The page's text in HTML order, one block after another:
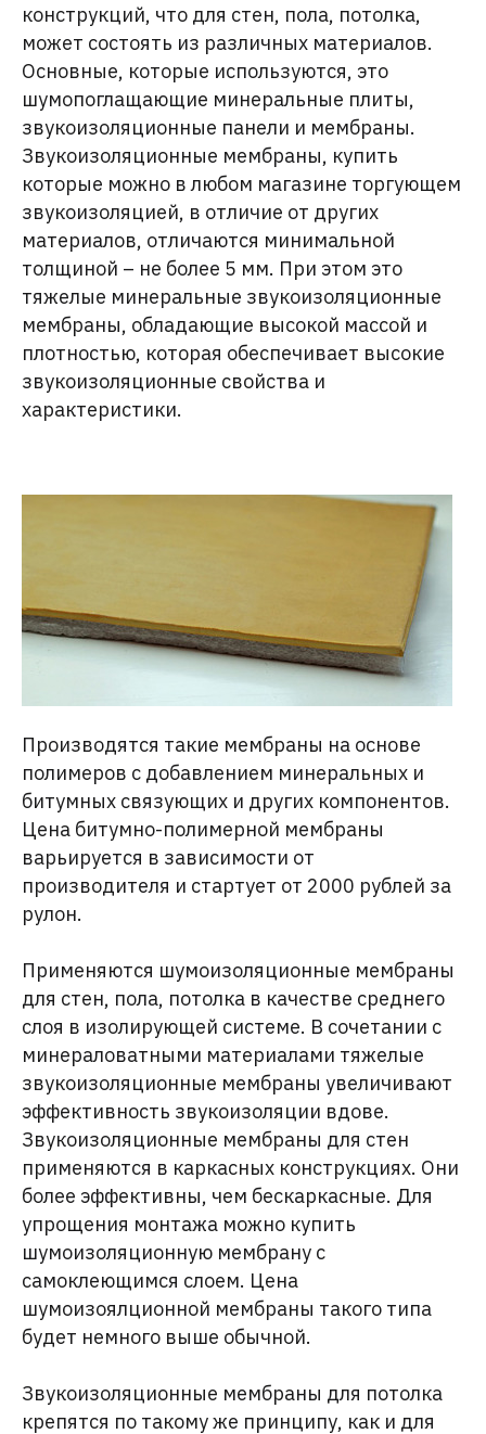
конструкций, что для стен, пола, потолка,
может состоять из различных материалов.
Основные, которые используются, это
шумопоглащающие минеральные плиты,
звукоизоляционные панели и мембраны.
Звукоизоляционные мембраны, купить
которые можно в любом магазине торгующем
звукоизоляцией, в отличие от других
материалов, отличаются минимальной
толщиной – не более 5 мм. При этом это
тяжелые минеральные звукоизоляционные
мембраны, обладающие высокой массой и
плотностью, которая обеспечивает высокие
звукоизоляционные свойства и
характеристики.
Производятся такие мембраны на основе
полимеров с добавлением минеральных и
битумных связующих и других компонентов.
Цена битумно-полимерной мембраны
варьируется в зависимости от
производителя и стартует от 2000 рублей за
рулон.
Применяются шумоизоляционные мембраны
для стен, пола, потолка в качестве среднего
слоя в изолирующей системе. В сочетании с
минераловатными материалами тяжелые
звукоизоляционные мембраны увеличивают
эффективность звукоизоляции вдове.
Звукоизоляционные мембраны для стен
применяются в каркасных конструкциях. Они
более эффективны, чем бескаркасные. Для
упрощения монтажа можно купить
шумоизоляционную мембрану с
самоклеющимся слоем. Цена
шумоизоялционной мембраны такого типа
будет немного выше обычной.
Звукоизоляционные мембраны для потолка
крепятся по такому же принципу, как и для